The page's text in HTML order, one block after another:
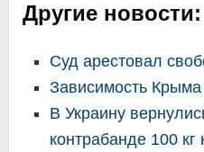
Другие новости:
Суд арестовал
Зависимость
В Украину
контрабанде 100 кг